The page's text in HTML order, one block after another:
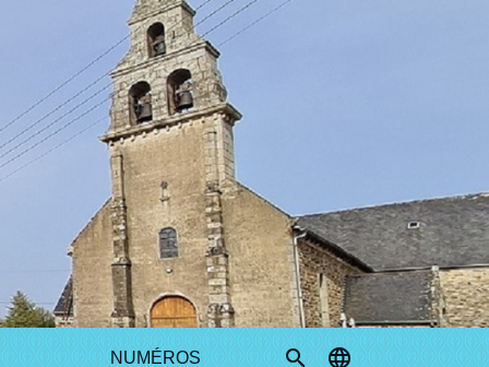
NUMÉROS
search language